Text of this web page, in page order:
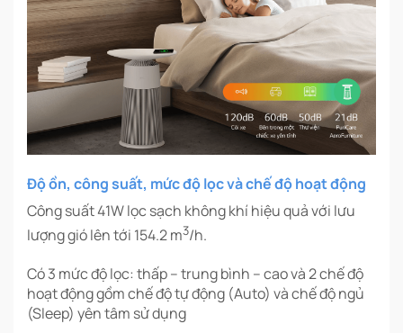
Độ ồn, công suất, mức độ lọc và chế độ hoạt động
Công suất 41W lọc sạch không khí hiệu quả với lưu
lượng gió lên tới 154.2 m3/h.
Có 3 mức độ lọc: thấp – trung bình – cao và 2 chế độ
hoạt động gồm chế độ tự động (Auto) và chế độ ngủ
(Sleep) yên tâm sử dụng